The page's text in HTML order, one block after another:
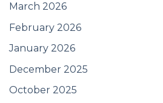
March 2026
February 2026
January 2026
December 2025
October 2025